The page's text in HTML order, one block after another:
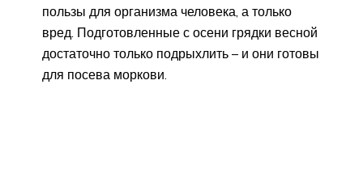
пользы для организма человека, а только
вред. Подготовленные с осени грядки весной
достаточно только подрыхлить – и они готовы
для посева моркови.